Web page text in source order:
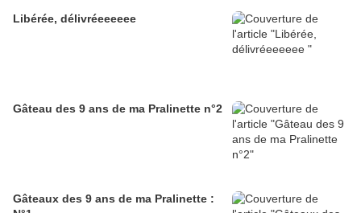
Libérée, délivréeeeeee
Gâteau des 9 ans de ma Pralinette n°2
Gâteaux des 9 ans de ma Pralinette :